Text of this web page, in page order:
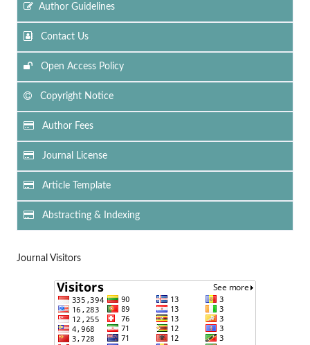
Author Guidelines
Contact Us
Open Access Policy
Copyright Notice
Author Fees
Journal License
Article Template
Abstracting & Indexing
Journal Visitors